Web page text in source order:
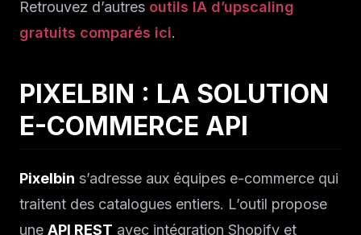
Retrouvez d’autres outils IA d’upscaling
gratuits comparés ici.
PIXELBIN : LA SOLUTION
E-COMMERCE API
Pixelbin s’adresse aux équipes e-commerce qui
traitent des catalogues entiers. L’outil propose
une API REST avec intégration Shopify et